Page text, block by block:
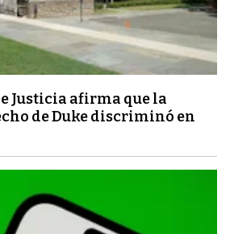
Justicia afirma que la
de Duke discriminó en